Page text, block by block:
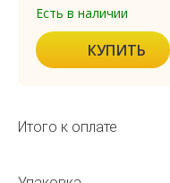
Есть в наличии
КУПИТЬ
Итого к оплате